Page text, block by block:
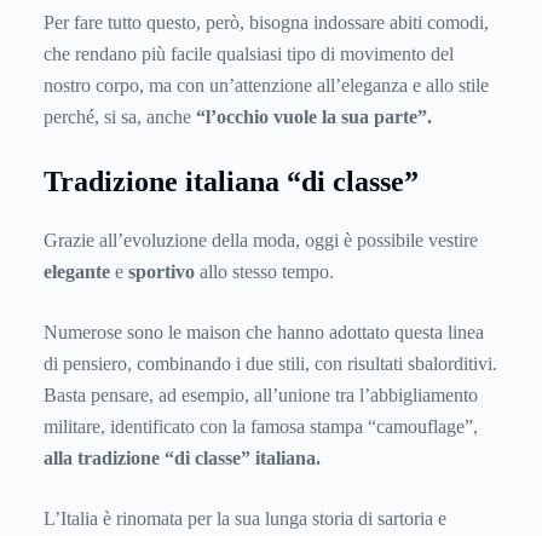
Per fare tutto questo, però, bisogna indossare abiti comodi,
che rendano più facile qualsiasi tipo di movimento del
nostro corpo, ma con un’attenzione all’eleganza e allo stile
perché, si sa, anche “l’occhio vuole la sua parte”.
Tradizione italiana “di classe”
Grazie all’evoluzione della moda, oggi è possibile vestire
elegante e sportivo allo stesso tempo.
Numerose sono le maison che hanno adottato questa linea
di pensiero, combinando i due stili, con risultati sbalorditivi.
Basta pensare, ad esempio, all’unione tra l’abbigliamento
militare, identificato con la famosa stampa “camouflage”,
alla tradizione “di classe” italiana.
L’Italia è rinomata per la sua lunga storia di sartoria e